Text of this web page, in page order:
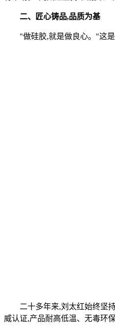
二、匠心铸品,品质为基
"做硅胶,就是做良心。"这
二十多年来,刘太红始终坚
威认证,产品耐高低温、无毒环